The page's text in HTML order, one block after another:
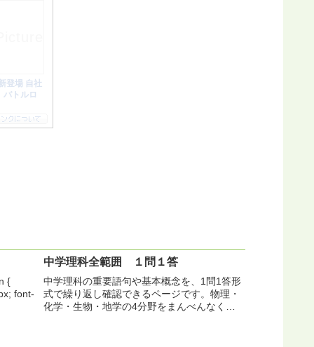
{
font-
中学理科全範囲 １問１答
中学理科の重要語句や基本概念を、1問1答形
式で繰り返し確認できるページです。物理・
化学・生物・地学の4分野をまんべんなく網